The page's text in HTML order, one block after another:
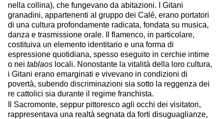
nella collina), che fungevano da abitazioni. I Gitani
granadini, appartenenti al gruppo dei Calé, erano portatori
di una cultura profondamente radicata, fondata su musica,
danza e trasmissione orale. Il flamenco, in particolare,
costituiva un elemento identitario e una forma di
espressione quotidiana, spesso eseguito in cerchie intime
o nei tablaos locali. Nonostante la vitalità della loro cultura,
i Gitani erano emarginati e vivevano in condizioni di
povertà, subendo discriminazioni sia sotto la reggenza dei
re cattolici sia durante il regime franchista.
Il Sacromonte, seppur pittoresco agli occhi dei visitatori,
rappresentava una realtà segnata da forti disuguaglianze,